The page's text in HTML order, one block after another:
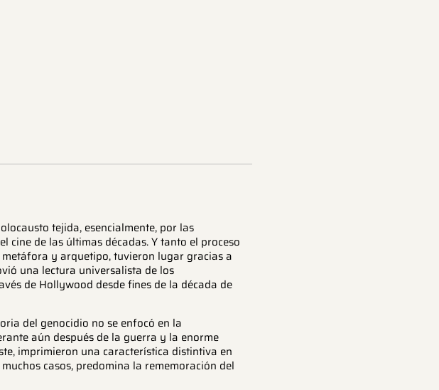
tejida, esencialmente, por las
cine de las últimas décadas. Y tanto el proceso
y arquetipo, tuvieron lugar gracias a
una lectura universalista de los
de Hollywood desde fines de la década de
del genocidio no se enfocó en la
aún después de la guerra y la enorme
imprimieron una característica distintiva en
casos, predomina la rememoración del